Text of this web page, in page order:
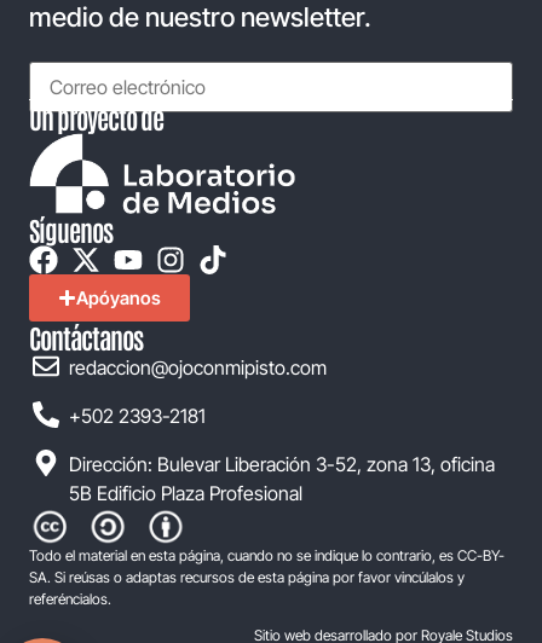
medio de nuestro newsletter.
Un proyecto de
Síguenos
Apóyanos
Contáctanos
redaccion@ojoconmipisto.com
+502 2393-2181
Dirección: Bulevar Liberación 3-52, zona 13, oficina
5B Edificio Plaza Profesional
Todo el material en esta página, cuando no se indique lo contrario, es CC-BY-
SA. Si reúsas o adaptas recursos de esta página por favor vincúlalos y
referéncialos.
Sitio web desarrollado por Royale Studios